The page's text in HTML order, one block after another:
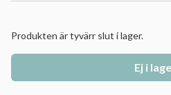
Produkten är tyvärr slut i lager.
Ej i